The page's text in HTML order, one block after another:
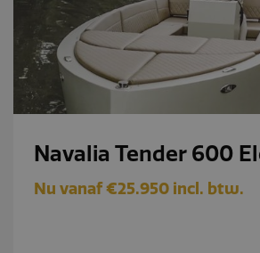
Navalia Tender 600
Nu vanaf €25.950 incl. btw.